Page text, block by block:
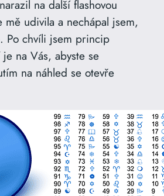
na další flashovou
udivila a nechápal jsem,
Po chvíli jsem princip
na Vás, abyste se
na náhled se otevře